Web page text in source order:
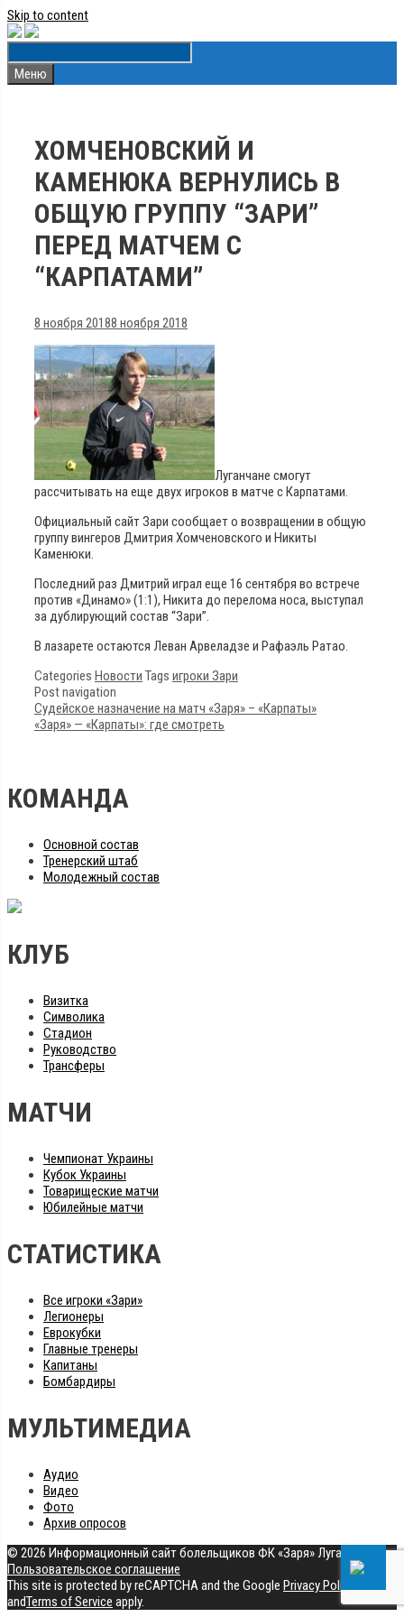
Skip to content
Меню
ХОМЧЕНОВСКИЙ И
КАМЕНЮКА ВЕРНУЛИСЬ В
ОБЩУЮ ГРУППУ “ЗАРИ”
ПЕРЕД МАТЧЕМ С
“КАРПАТАМИ”
8 ноября 20188 ноября 2018
Луганчане смогут
рассчитывать на еще двух игроков в матче с Карпатами.
Официальный сайт Зари сообщает о возвращении в общую
группу вингеров Дмитрия Хомченовского и Никиты
Каменюки.
Последний раз Дмитрий играл еще 16 сентября во встрече
против «Динамо» (1:1), Никита до перелома носа, выступал
за дублирующий состав “Зари”.
В лазарете остаются Леван Арвеладзе и Рафаэль Ратао.
Categories Новости Tags игроки Зари
Post navigation
Судейское назначение на матч «Заря» – «Карпаты»
«Заря» — «Карпаты»: где смотреть
КОМАНДА
Основной состав
Тренерский штаб
Молодежный состав
КЛУБ
Визитка
Символика
Стадион
Руководство
Трансферы
МАТЧИ
Чемпионат Украины
Кубок Украины
Товарищеские матчи
Юбилейные матчи
СТАТИСТИКА
Все игроки «Зари»
Легионеры
Еврокубки
Главные тренеры
Капитаны
Бомбардиры
МУЛЬТИМЕДИА
Аудио
Видео
Фото
Архив опросов
© 2026 Информационный сайт болельщиков ФК «Заря» Луганск
Пользовательское соглашение
This site is protected by reCAPTCHA and the Google Privacy Policy
andTerms of Service apply.